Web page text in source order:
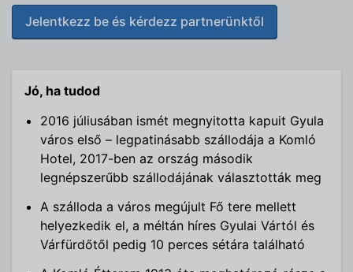
Jelentkezz be és kérdezz partnerünktől
Jó, ha tudod
2016 júliusában ismét megnyitotta kapuit Gyula
város első – legpatinásabb szállodája a Komló
Hotel, 2017-ben az ország második
legnépszerűbb szállodájának választották meg
A szálloda a város megújult Fő tere mellett
helyezkedik el, a méltán híres Gyulai Vártól és
Várfürdőtől pedig 10 perces sétára található